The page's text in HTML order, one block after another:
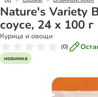
Nature's Variety
соусе, 24 x 100 г
Курица и овощи
(0)
новинка